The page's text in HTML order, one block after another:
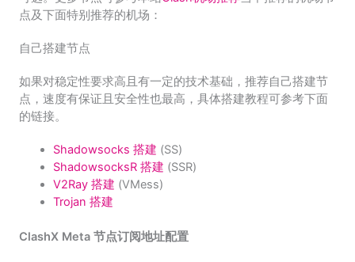
点及下面特别推荐的机场：
自己搭建节点
如果对稳定性要求高且有一定的技术基础，推荐自己搭建节
点，速度有保证且安全性也最高，具体搭建教程可参考下面
的链接。
Shadowsocks 搭建 (SS)
ShadowsocksR 搭建 (SSR)
V2Ray 搭建 (VMess)
Trojan 搭建
ClashX Meta 节点订阅地址配置